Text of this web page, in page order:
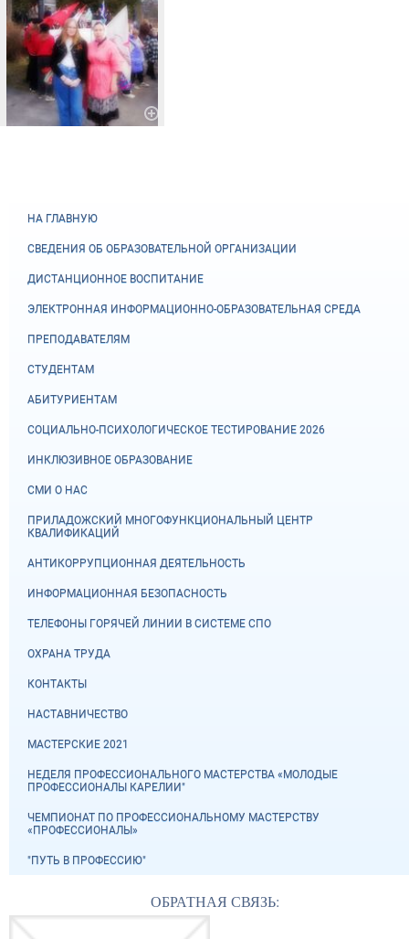
НА ГЛАВНУЮ
СВЕДЕНИЯ ОБ ОБРАЗОВАТЕЛЬНОЙ ОРГАНИЗАЦИИ
ДИСТАНЦИОННОЕ ВОСПИТАНИЕ
ЭЛЕКТРОННАЯ ИНФОРМАЦИОННО-ОБРАЗОВАТЕЛЬНАЯ СРЕДА
ПРЕПОДАВАТЕЛЯМ
СТУДЕНТАМ
АБИТУРИЕНТАМ
СОЦИАЛЬНО-ПСИХОЛОГИЧЕСКОЕ ТЕСТИРОВАНИЕ 2026
ИНКЛЮЗИВНОЕ ОБРАЗОВАНИЕ
СМИ О НАС
ПРИЛАДОЖСКИЙ МНОГОФУНКЦИОНАЛЬНЫЙ ЦЕНТР
КВАЛИФИКАЦИЙ
АНТИКОРРУПЦИОННАЯ ДЕЯТЕЛЬНОСТЬ
ИНФОРМАЦИОННАЯ БЕЗОПАСНОСТЬ
ТЕЛЕФОНЫ ГОРЯЧЕЙ ЛИНИИ В СИСТЕМЕ СПО
ОХРАНА ТРУДА
КОНТАКТЫ
НАСТАВНИЧЕСТВО
МАСТЕРСКИЕ 2021
НЕДЕЛЯ ПРОФЕССИОНАЛЬНОГО МАСТЕРСТВА «МОЛОДЫЕ
ПРОФЕССИОНАЛЫ КАРЕЛИИ"
ЧЕМПИОНАТ ПО ПРОФЕССИОНАЛЬНОМУ МАСТЕРСТВУ
«ПРОФЕССИОНАЛЫ»
"ПУТЬ В ПРОФЕССИЮ"
ОБРАТНАЯ СВЯЗЬ: